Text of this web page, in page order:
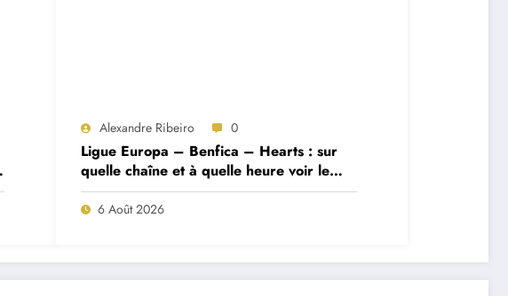
Alexandre Ribeiro 0
Ligue Europa – Benfica – Hearts : sur
quelle chaîne et à quelle heure voir le
match ?
6 Août 2026